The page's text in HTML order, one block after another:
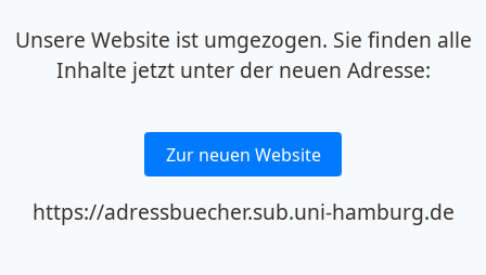
Unsere Website ist umgezogen. Sie finden alle
Inhalte jetzt unter der neuen Adresse:
Zur neuen Website
https://adressbuecher.sub.uni-hamburg.de